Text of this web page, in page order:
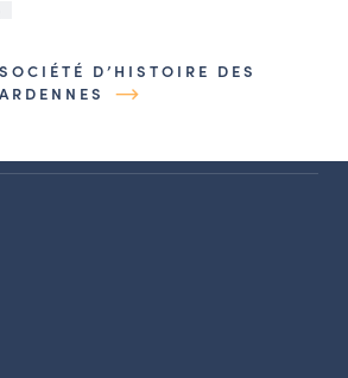
SOCIÉTÉ D’HISTOIRE DES
ARDENNES